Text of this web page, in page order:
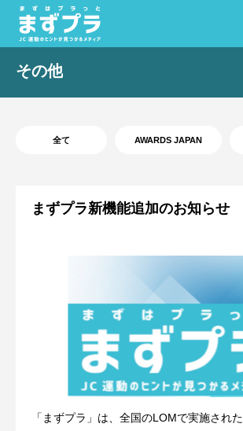
その他
全て AWARDS JAPAN
まずプラ新機能追加のお知らせ
「まずプラ」は、全国のLOMで実施され